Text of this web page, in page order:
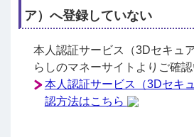
ア）へ登録していない
本人認証サービス（3Dセキュ
らしのマネーサイトよりご確認
本人認証サービス（3Dセキ
認方法はこちら